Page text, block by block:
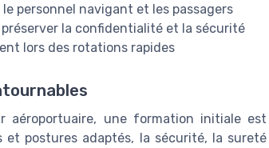
personnel navigant et les passagers
la confidentialité et la sécurité
lors des rotations rapides
aéroportuaire, une formation initiale est
et postures adaptés, la sécurité, la sureté